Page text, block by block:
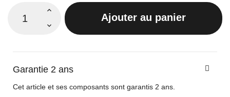
Ajouter au panier
Garantie 2 ans
Cet article et ses composants sont garantis 2 ans.